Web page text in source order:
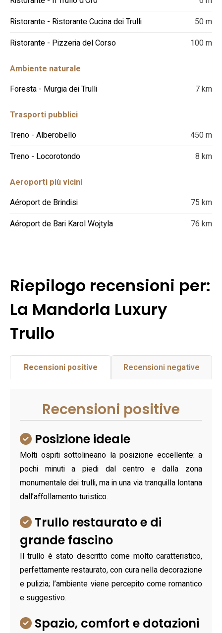
Ristorante - Ristorante Cucina dei Trulli
50 m
Ristorante - Pizzeria del Corso
100 m
Ambiente naturale
Foresta - Murgia dei Trulli
7 km
Trasporti pubblici
Treno - Alberobello
450 m
Treno - Locorotondo
8 km
Aeroporti più vicini
Aéroport de Brindisi
75 km
Aéroport de Bari Karol Wojtyla
76 km
Riepilogo recensioni per:
La Mandorla Luxury
Trullo
Recensioni positive Recensioni negative
Recensioni positive
Posizione ideale
Molti ospiti sottolineano la posizione eccellente: a
pochi minuti a piedi dal centro e dalla zona
monumentale dei trulli, ma in una via tranquilla lontana
dall’affollamento turistico.
Trullo restaurato e di
grande fascino
Il trullo è stato descritto come molto caratteristico,
perfettamente restaurato, con cura nella decorazione
e pulizia; l’ambiente viene percepito come romantico
e suggestivo.
Spazio, comfort e dotazioni